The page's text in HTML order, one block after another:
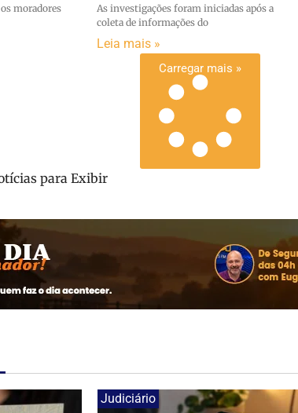
moradores
As investigações foram iniciadas após a
coleta de informações do
Leia mais »
Carregar mais »
para Exibir
Judiciário